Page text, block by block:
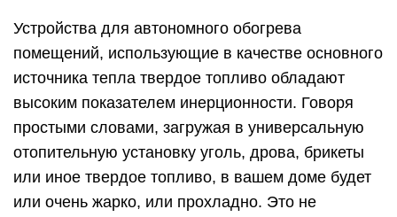
Устройства для автономного обогрева
помещений, использующие в качестве основного
источника тепла твердое топливо обладают
высоким показателем инерционности. Говоря
простыми словами, загружая в универсальную
отопительную установку уголь, дрова, брикеты
или иное твердое топливо, в вашем доме будет
или очень жарко, или прохладно. Это не